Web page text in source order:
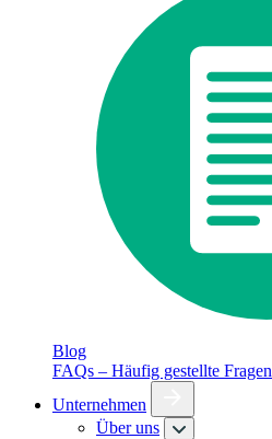
Blog
FAQs – Häufig gestellte Fragen
Unternehmen
Über uns